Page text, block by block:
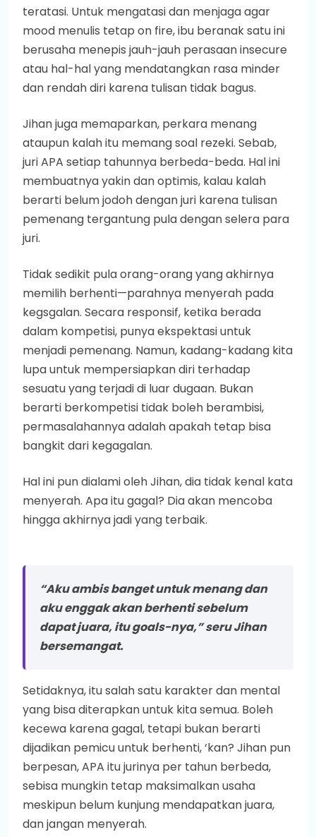
teratasi. Untuk mengatasi dan menjaga agar
mood menulis tetap on fire, ibu beranak satu ini
berusaha menepis jauh-jauh perasaan insecure
atau hal-hal yang mendatangkan rasa minder
dan rendah diri karena tulisan tidak bagus.
Jihan juga memaparkan, perkara menang
ataupun kalah itu memang soal rezeki. Sebab,
juri APA setiap tahunnya berbeda-beda. Hal ini
membuatnya yakin dan optimis, kalau kalah
berarti belum jodoh dengan juri karena tulisan
pemenang tergantung pula dengan selera para
juri.
Tidak sedikit pula orang-orang yang akhirnya
memilih berhenti—parahnya menyerah pada
kegsgalan. Secara responsif, ketika berada
dalam kompetisi, punya ekspektasi untuk
menjadi pemenang. Namun, kadang-kadang kita
lupa untuk mempersiapkan diri terhadap
sesuatu yang terjadi di luar dugaan. Bukan
berarti berkompetisi tidak boleh berambisi,
permasalahannya adalah apakah tetap bisa
bangkit dari kegagalan.
Hal ini pun dialami oleh Jihan, dia tidak kenal kata
menyerah. Apa itu gagal? Dia akan mencoba
hingga akhirnya jadi yang terbaik.
“Aku ambis banget untuk menang dan
aku enggak akan berhenti sebelum
dapat juara, itu goals-nya,” seru Jihan
bersemangat.
Setidaknya, itu salah satu karakter dan mental
yang bisa diterapkan untuk kita semua. Boleh
kecewa karena gagal, tetapi bukan berarti
dijadikan pemicu untuk berhenti, ‘kan? Jihan pun
berpesan, APA itu jurinya per tahun berbeda,
sebisa mungkin tetap maksimalkan usaha
meskipun belum kunjung mendapatkan juara,
dan jangan menyerah.